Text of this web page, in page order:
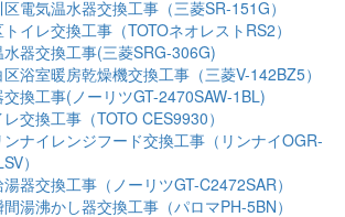
電気温水器交換工事（三菱SR-151G）
イレ交換工事（TOTOネオレストRS2）
器交換工事(三菱SRG-306G)
浴室暖房乾燥機交換工事（三菱V-142BZ5）
換工事(ノーリツGT-2470SAW-1BL)
交換工事（TOTO CES9930）
ナイレンジフード交換工事（リンナイOGR-
）
器交換工事（ノーリツGT-C2472SAR）
湯沸かし器交換工事（パロマPH-5BN）